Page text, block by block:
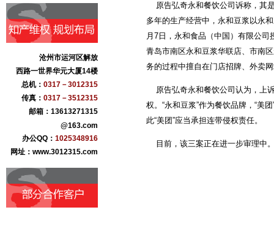
沧州市运河区解放
西路一世界华元大厦14楼
总机： 0317－3012315
传真： 0317－3512315
邮箱：13613271315
@163.com
办公QQ： 1025348916
网址：www.3012315.com
原告弘奇永和餐饮公司诉称，其
多年的生产经营中，永和豆浆以永
月7日，永和食品（中国）有限公
青岛市南区永和豆浆华联店、市南
务的过程中擅自在门店招牌、外卖
原告弘奇永和餐饮公司认为，上
权。“永和豆浆”作为餐饮品牌，“美
此“美团”应当承担连带侵权责任。
目前，该三案正在进一步审理中